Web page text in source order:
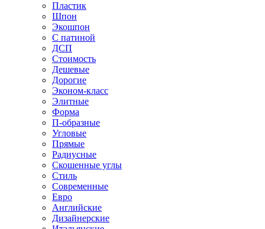
Пластик
Шпон
Экошпон
С патиной
ДСП
Стоимость
Дешевые
Дорогие
Эконом-класс
Элитные
Форма
П-образные
Угловые
Прямые
Радиусные
Скошенные углы
Стиль
Современные
Евро
Английские
Дизайнерские